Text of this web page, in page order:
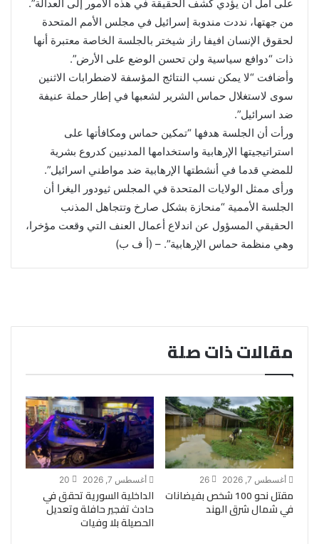
على أمل أن يؤدي كشف الحقيقة في هذه الأمور إلى العدالة”.
من جهتها، نددت مندوبة إسرائيل في مجلس الأمم المتحدة
لحقوق الإنسان افيفا راز شيختر بالجلسة الخاصة معتبرة أنها
ذات “دوافع سياسية ولن تحسن الوضع على الأرض”.
وأضافت “لا يمكن نسب النتائج المؤسفة لاضطرابات الاثنين
سوى لاستغلال حماس الشرير لشعبها في إطار حملة عنيفة
ضد اسرائيل”.
ورأت أن الجلسة هدفها “تمكين حماس ومكافأتها على
استراتيجيتها الإرهابية واستخدامها المدنيين كدروع بشرية
للمضي قدما في أنشطتها الإرهابية ضد مواطني اسرائيل”.
ورأى ممثل الولايات المتحدة في المجلس ثيودور اليغرا أن
الجلسة الأممية “منحازة بشكل صارخ وتتجاهل المذنب
الحقيقي المسؤول عن اندلاع أعمال العنف التي وقعت مؤخرا،
وهي منظمة حماس الإرهابية”. – (أ ف ب)
مقالات ذات صلة
أغسطس 7, 2026 26
مقتل نحو 100 شخص بفيضانات
في شمال شرق الهند
أغسطس 7, 2026 20
الداخلية السورية تحقق في
حادث تفجير حافلة وتعديل
الحصيلة بلا وفيات